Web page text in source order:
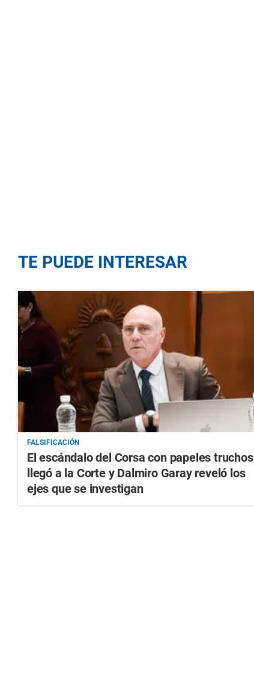
TE PUEDE INTERESAR
FALSIFICACIÓN
El escándalo del Corsa con papeles truchos
llegó a la Corte y Dalmiro Garay reveló los
ejes que se investigan